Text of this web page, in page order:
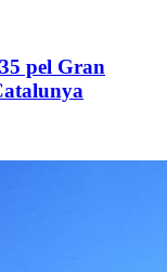
pel Gran